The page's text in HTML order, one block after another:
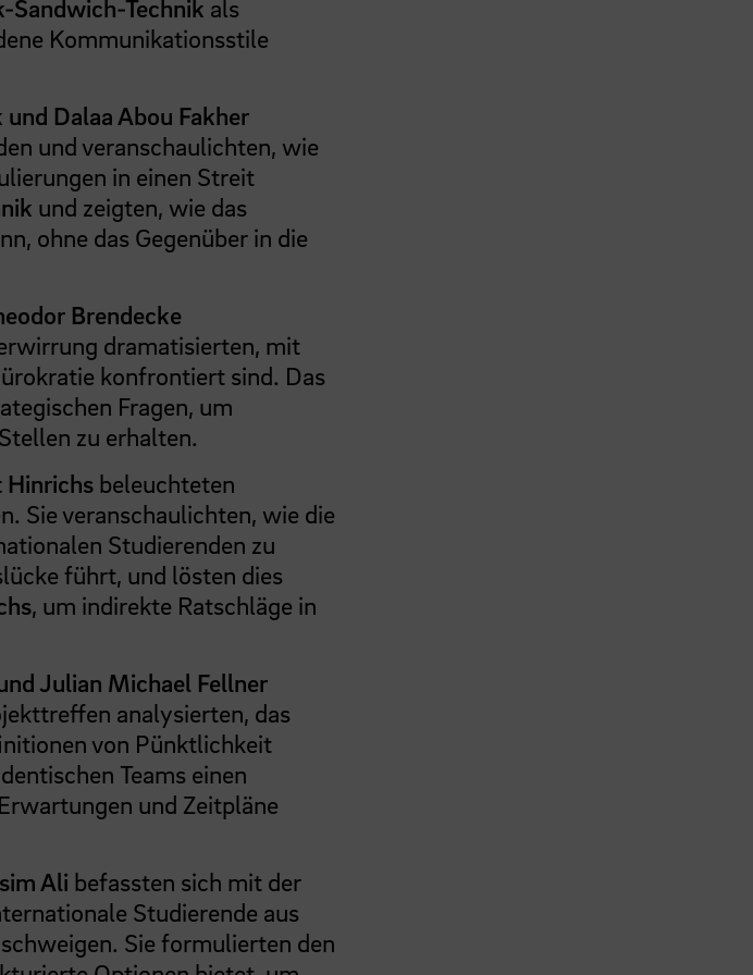
Sandwich-Technik als
Kommunikationsstile
Dalaa Abou Fakher
und veranschaulichten, wie
in einen Streit
und zeigten, wie das
ohne das Gegenüber in die
Brendecke
dramatisierten, mit
konfrontiert sind. Das
Fragen, um
zu erhalten.
Hinrichs beleuchteten
Sie veranschaulichten, wie die
Studierenden zu
führt, und lösten dies
, um indirekte Ratschläge in
Julian Michael Fellner
analysierten, das
von Pünktlichkeit
Teams einen
und Zeitpläne
Ali befassten sich mit der
Studierende aus
Sie formulierten den